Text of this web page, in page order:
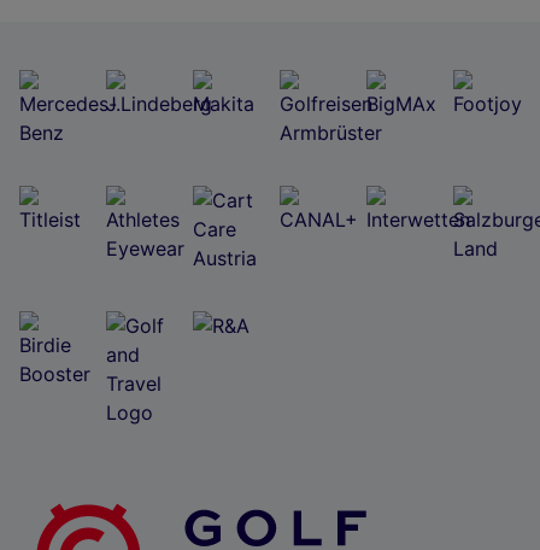
Verwendung genauer Standortdaten. Endgeräteeigenschaften zur Identifikation
aktiv abfragen. Speichern von oder Zugriff auf Informationen auf einem
Endgerät. Personalisierte Werbung und Inhalte, Messung von Werbeleistung
und der Performance von Inhalten, Zielgruppenforschung sowie Entwicklung